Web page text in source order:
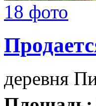
18 фото
деревня